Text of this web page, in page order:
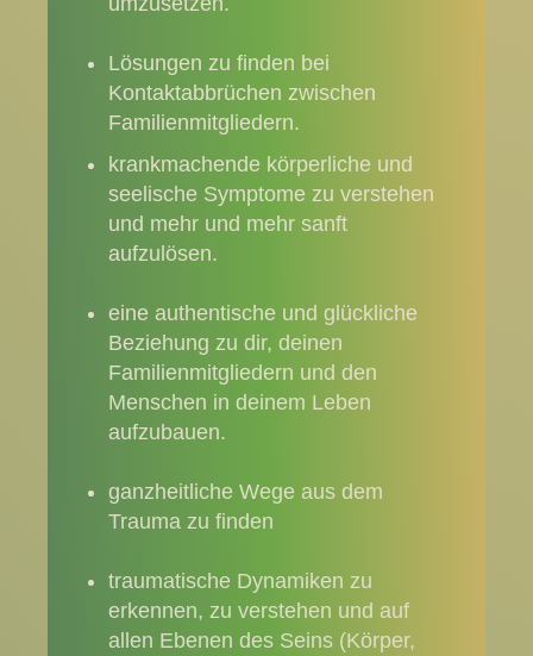
Lösungen zu finden bei
Kontaktabbrüchen zwischen
Familienmitgliedern.
krankmachende körperliche und
seelische Symptome zu verstehen
und mehr und mehr sanft
aufzulösen.
eine authentische und glückliche
Beziehung zu dir, deinen
Familienmitgliedern und den
Menschen in deinem Leben
aufzubauen.
ganzheitliche Wege aus dem
Trauma zu finden
traumatische Dynamiken zu
erkennen, zu verstehen und auf
allen Ebenen des Seins (Körper,